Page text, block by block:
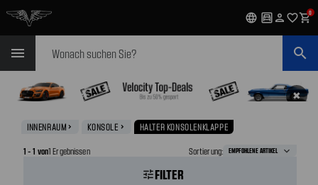
language garage person favorite_outlineshopping_cart0
menu search
✖
INNENRAUM navigate_next KONSOLE navigate_next HALTER KONSOLENKLAPPE
1 - 1 von1 Ergebnissen Sortierung:
tuneFILTER